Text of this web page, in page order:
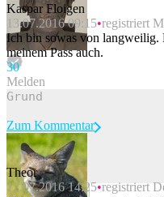
Kaspar Floigen
13.07.2016 09:15 registriert
Ich bin sowas von langweilig.
meinem Pass auch.
30
Melden
Beitrag melden
Zum Kommentar
Theor
12.07.2016 14:25 registriert